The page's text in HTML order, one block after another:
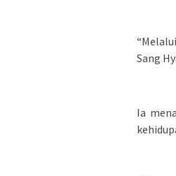
Sang
Ia